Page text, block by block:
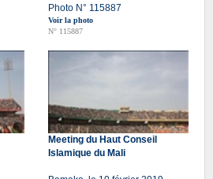
Photo N° 115887
Voir la photo
N° 115887
Meeting du Haut Conseil
Islamique du Mali